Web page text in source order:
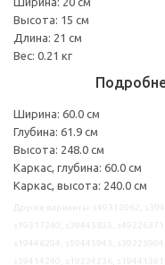
Высота: 15 см
Длина: 21 см
Вес: 0.21 кг
Ширина: 60.0 см
Глубина: 61.9 см
Высота: 248.0 см
Каркас, глубина: 60.0 см
Каркас, высота: 240.0 см